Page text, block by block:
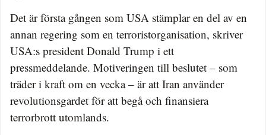
Det är första gången som USA stämplar en del av en
annan regering som en terroristorganisation, skriver
USA:s president Donald Trump i ett
pressmeddelande. Motiveringen till beslutet – som
träder i kraft om en vecka – är att Iran använder
revolutionsgardet för att begå och finansiera
terrorbrott utomlands.